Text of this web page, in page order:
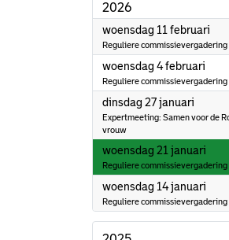
2026
woensdag 11 februari
Reguliere commissievergadering
woensdag 4 februari
Reguliere commissievergadering
dinsdag 27 januari
Expertmeeting: Samen voor de
vrouw
woensdag 21 januari
Reguliere commissievergadering
woensdag 14 januari
Reguliere commissievergadering